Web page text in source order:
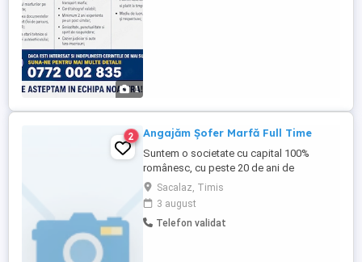
1
2 Angajăm Șofer Marfă Full Time
Suntem o societate cu capital 100%
românesc, cu peste 20 de ani de
experiență în distribuția de inputuri
agricole eficiente și un portofoliu de
produse diversificat, complet și actualizat,
adaptat nevoilor clienților și cerințelor
Sacalaz, Timis
3 august
Telefon validat